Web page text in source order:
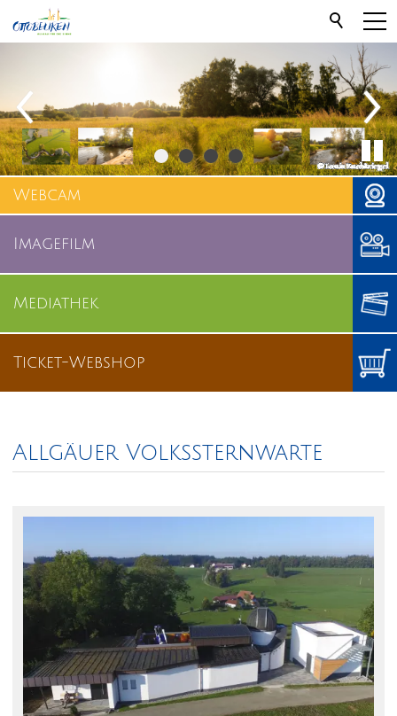
Webcam
Imagefilm
Mediathek
Ticket-Webshop
Allgäuer Volkssternwarte